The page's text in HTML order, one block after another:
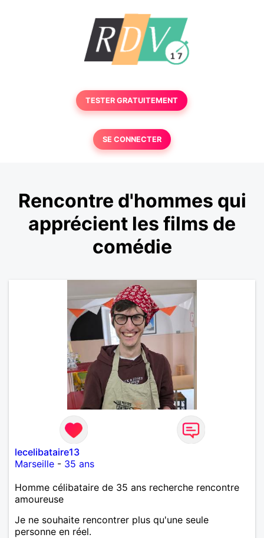
TESTER GRATUITEMENT
SE CONNECTER
Rencontre d'hommes qui
apprécient les films de
comédie
lecelibataire13
Marseille - 35 ans
Homme célibataire de 35 ans recherche rencontre
amoureuse
Je ne souhaite rencontrer plus qu'une seule
personne en réel.